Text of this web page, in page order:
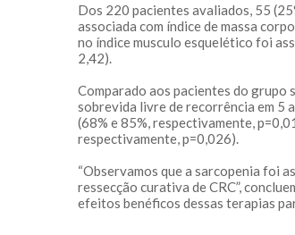
Dos 220 pacientes avaliados, 55
associada com índice de massa
no índice musculo esquelético foi
2,42).
Comparado aos pacientes do grupo
sobrevida livre de recorrência em 5
(68% e 85%, respectivamente,
respectivamente, p=0,026).
“Observamos que a sarcopenia foi
ressecção curativa de CRC”,
efeitos benéficos dessas terapias